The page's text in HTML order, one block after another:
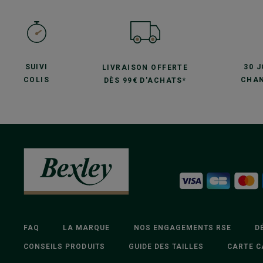
SUIVI
COLIS
LIVRAISON OFFERTE
DÈS 99€ D'ACHATS*
30
FAQ LA MARQUE NOS ENGAGEMENTS RSE
CONSEILS PRODUITS GUIDE DES TAILLES CARTE